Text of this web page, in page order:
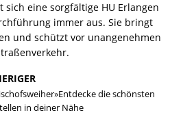
sich eine sorgfältige HU Erlangen
immer aus. Sie bringt
und schützt vor unangenehmen
die schönsten
in deiner Nähe